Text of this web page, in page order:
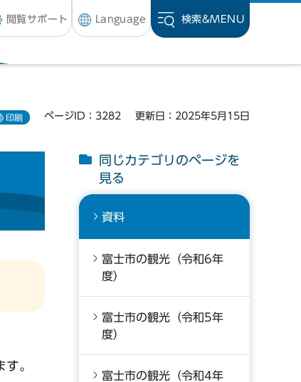
閲覧サポート Language 検索&MENU
印刷 ページID：3282 更新日：2025年5月15日
。
同じカテゴリのページを
見る
資料
富士市の観光（令和6年
度）
富士市の観光（令和5年
度）
富士市の観光（令和4年